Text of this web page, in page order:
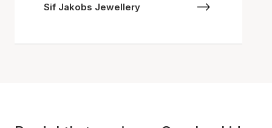
Sif Jakobs Jewellery